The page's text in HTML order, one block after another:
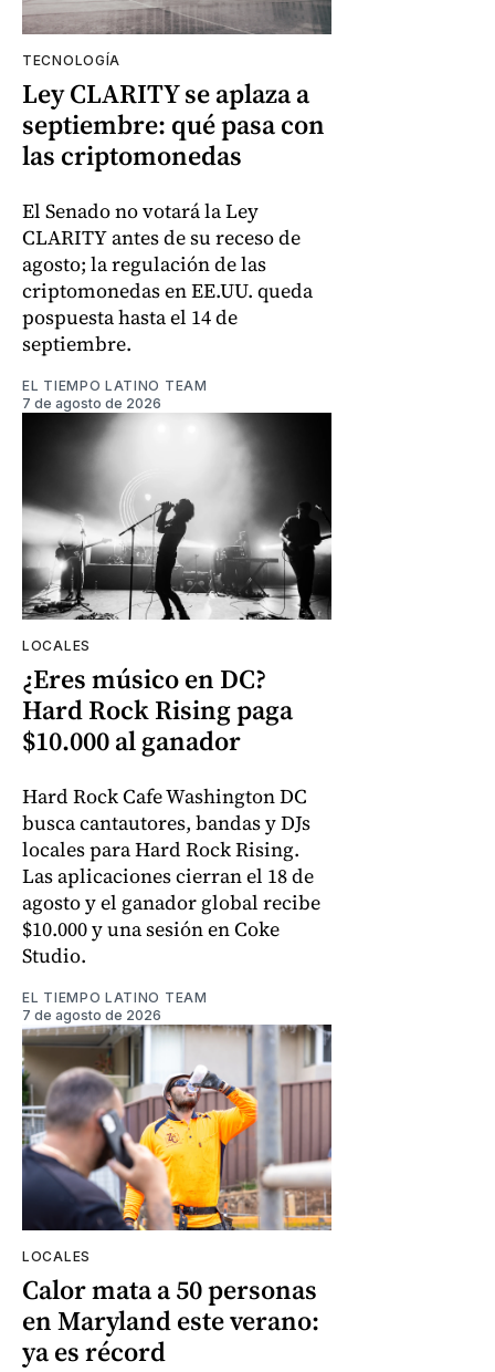
TECNOLOGÍA
Ley CLARITY se aplaza a
septiembre: qué pasa con
las criptomonedas
El Senado no votará la Ley
CLARITY antes de su receso de
agosto; la regulación de las
criptomonedas en EE.UU. queda
pospuesta hasta el 14 de
septiembre.
EL TIEMPO LATINO TEAM
7 de agosto de 2026
LOCALES
¿Eres músico en DC?
Hard Rock Rising paga
$10.000 al ganador
Hard Rock Cafe Washington DC
busca cantautores, bandas y DJs
locales para Hard Rock Rising.
Las aplicaciones cierran el 18 de
agosto y el ganador global recibe
$10.000 y una sesión en Coke
Studio.
EL TIEMPO LATINO TEAM
7 de agosto de 2026
LOCALES
Calor mata a 50 personas
en Maryland este verano:
ya es récord